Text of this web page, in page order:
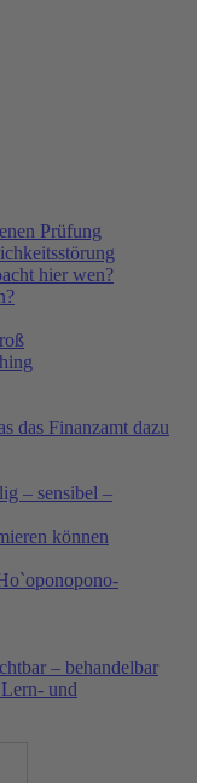
Prüfung
hier wen?
das Finanzamt dazu
– sensibel –
können
– behandelbar
und